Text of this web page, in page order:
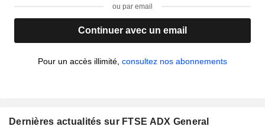
ou par email
Continuer avec un email
Pour un accès illimité, consultez nos abonnements
Dernières actualités sur FTSE ADX General